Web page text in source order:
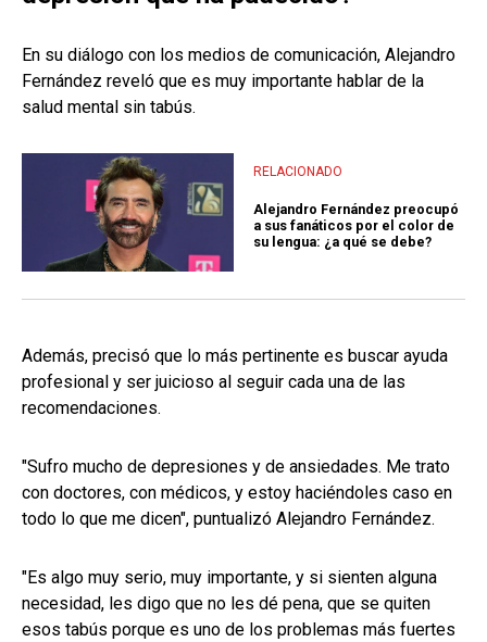
En su diálogo con los medios de comunicación, Alejandro
Fernández reveló que es muy importante hablar de la
salud mental sin tabús.
RELACIONADO
Alejandro Fernández preocupó
a sus fanáticos por el color de
su lengua: ¿a qué se debe?
Además, precisó que lo más pertinente es buscar ayuda
profesional y ser juicioso al seguir cada una de las
recomendaciones.
"Sufro mucho de depresiones y de ansiedades. Me trato
con doctores, con médicos, y estoy haciéndoles caso en
todo lo que me dicen", puntualizó Alejandro Fernández.
"Es algo muy serio, muy importante, y si sienten alguna
necesidad, les digo que no les dé pena, que se quiten
esos tabús porque es uno de los problemas más fuertes